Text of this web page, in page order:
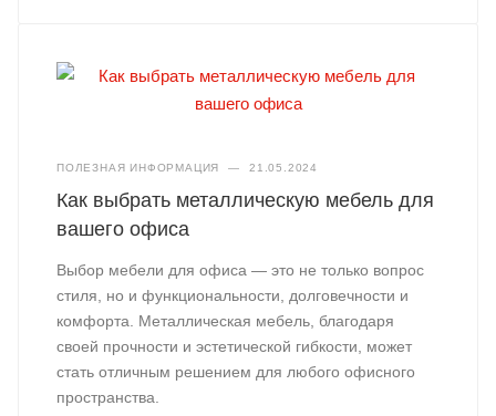
ПОЛЕЗНАЯ ИНФОРМАЦИЯ — 21.05.2024
Как выбрать металлическую мебель для
вашего офиса
Выбор мебели для офиса — это не только вопрос
стиля, но и функциональности, долговечности и
комфорта. Металлическая мебель, благодаря
своей прочности и эстетической гибкости, может
стать отличным решением для любого офисного
пространства.